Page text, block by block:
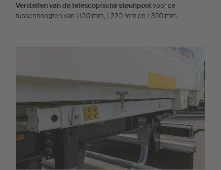
Verstellen van de telescopische steunpootvoor de
tussenhoogten van 1.120 mm, 1.220 mm en 1.320 mm